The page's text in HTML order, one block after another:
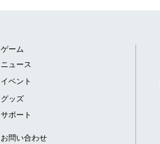
ゲーム
ニュース
イベント
グッズ
サポート
お問い合わせ